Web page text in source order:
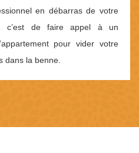
en débarras de votre
c’est de faire appel à un
pour vider votre
dans la benne.